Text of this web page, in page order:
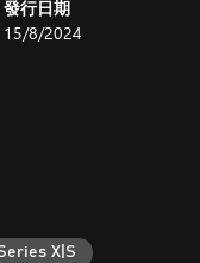
發行日期
15/8/2024
X|S